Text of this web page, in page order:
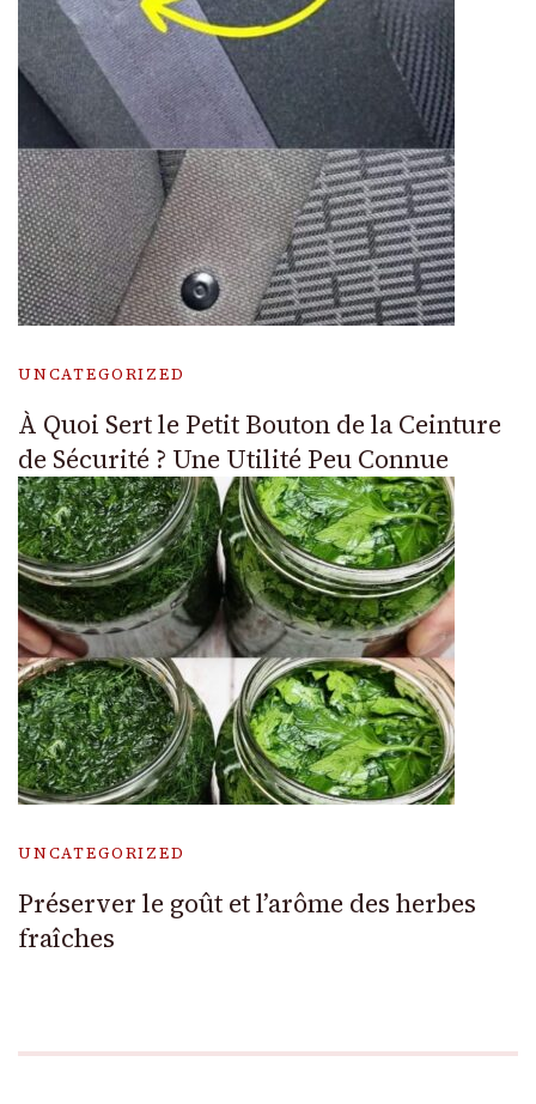
UNCATEGORIZED
À Quoi Sert le Petit Bouton de la Ceinture
de Sécurité ? Une Utilité Peu Connue
UNCATEGORIZED
Préserver le goût et l’arôme des herbes
fraîches